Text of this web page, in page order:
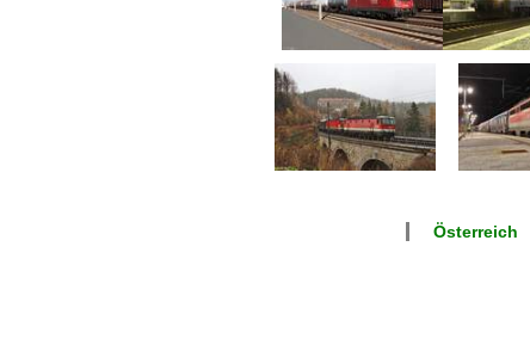
Österreich